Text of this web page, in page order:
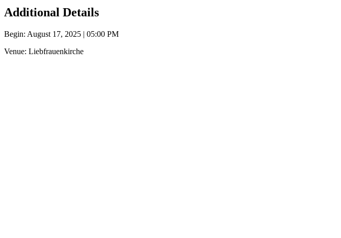
Additional Details
Begin: August 17, 2025 | 05:00 PM
Venue: Liebfrauenkirche